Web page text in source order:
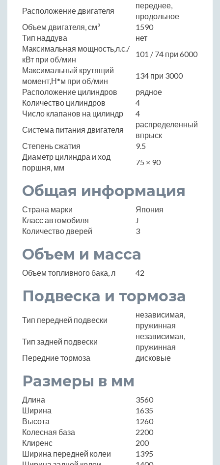
Расположение двигателя
переднее,
продольное
Объем двигателя, см³
1590
Тип наддува
нет
Максимальная мощность,л.с./
кВт при об/мин
101 / 74 при 6000
Максимальный крутящий
момент,Н*м при об/мин
134 при 3000
Расположение цилиндров
рядное
Количество цилиндров
4
Число клапанов на цилиндр
4
Система питания двигателя
распределенный
впрыск
Степень сжатия
9.5
Диаметр цилиндра и ход
поршня, мм
75 × 90
Общая информация
Страна марки
Япония
Класс автомобиля
J
Количество дверей
3
Объем и масса
Объем топливного бака, л 42
Подвеска и тормоза
Тип передней подвески
независимая,
пружинная
Тип задней подвески
независимая,
пружинная
Передние тормоза
дисковые
Размеры в мм
Длина
3560
Ширина
1635
Высота
1260
Колесная база
2200
Клиренс
200
Ширина передней колеи
1395